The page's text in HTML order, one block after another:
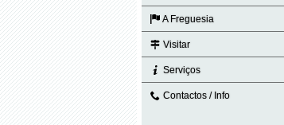
A Freguesia
Visitar
Serviços
Contactos / Info